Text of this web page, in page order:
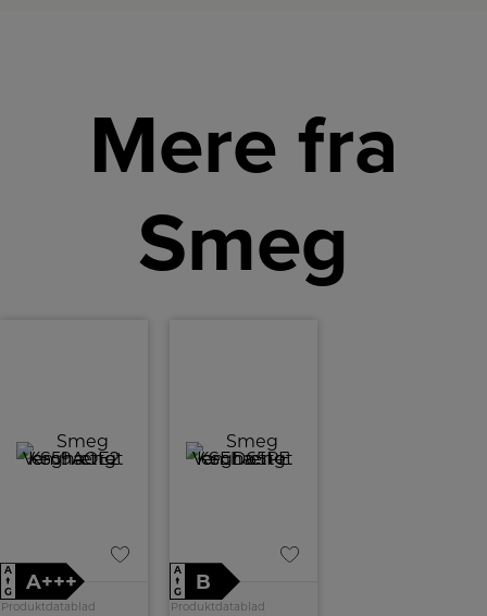
Mere fra
Smeg
A
↑
G
A+++
Produktdatablad
A
↑
G
B
Produktdatablad